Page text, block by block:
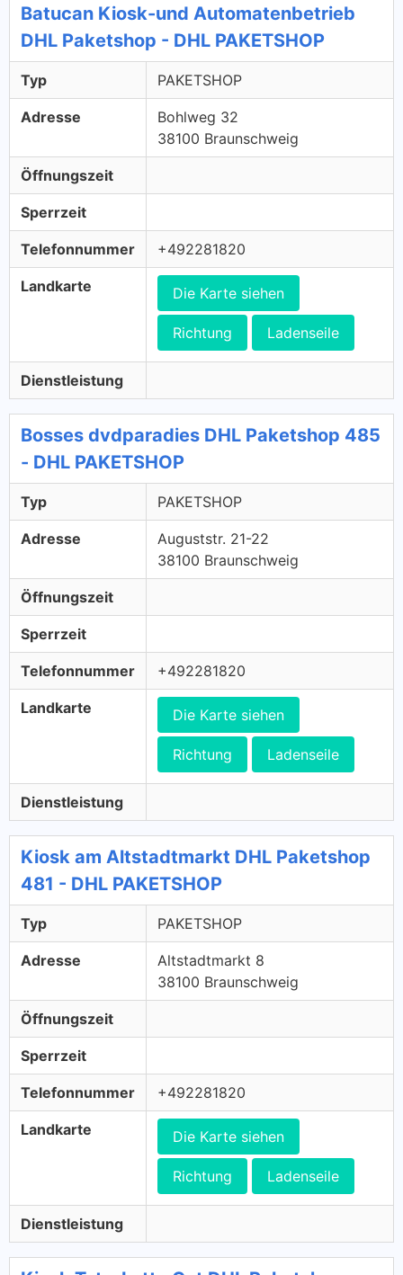
Batucan Kiosk-und Automatenbetrieb
DHL Paketshop - DHL PAKETSHOP
Typ PAKETSHOP
Adresse
Bohlweg 32
38100 Braunschweig
Öffnungszeit
Sperrzeit
Telefonnummer +492281820
Landkarte Die Karte siehen
Richtung Ladenseile
Dienstleistung
Bosses dvdparadies DHL Paketshop 485
- DHL PAKETSHOP
Typ PAKETSHOP
Adresse
Auguststr. 21-22
38100 Braunschweig
Öffnungszeit
Sperrzeit
Telefonnummer +492281820
Landkarte Die Karte siehen
Richtung Ladenseile
Dienstleistung
Kiosk am Altstadtmarkt DHL Paketshop
481 - DHL PAKETSHOP
Typ PAKETSHOP
Adresse
Altstadtmarkt 8
38100 Braunschweig
Öffnungszeit
Sperrzeit
Telefonnummer +492281820
Landkarte Die Karte siehen
Richtung Ladenseile
Dienstleistung